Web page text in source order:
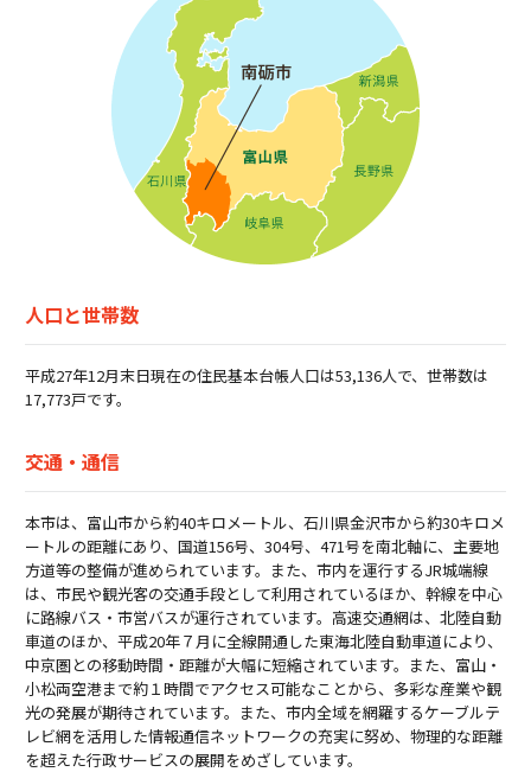
人口と世帯数
平成27年12月末日現在の住民基本台帳人口は53,136人で、世帯数は
17,773戸です。
交通・通信
本市は、富山市から約40キロメートル、石川県金沢市から約30キロメ
ートルの距離にあり、国道156号、304号、471号を南北軸に、主要地
方道等の整備が進められています。また、市内を運行するJR城端線
は、市民や観光客の交通手段として利用されているほか、幹線を中心
に路線バス・市営バスが運行されています。高速交通網は、北陸自動
車道のほか、平成20年７月に全線開通した東海北陸自動車道により、
中京圏との移動時間・距離が大幅に短縮されています。また、富山・
小松両空港まで約１時間でアクセス可能なことから、多彩な産業や観
光の発展が期待されています。また、市内全域を網羅するケーブルテ
レビ網を活用した情報通信ネットワークの充実に努め、物理的な距離
を超えた行政サービスの展開をめざしています。